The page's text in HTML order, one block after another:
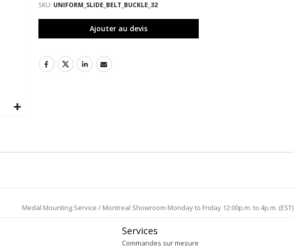
SKU UNIFORM_SLIDE_BELT_BUCKLE_32
Ajouter au devis
Medal Mounting Service / Montreal Showroom Monday to Friday 12:00p.m. to 4p.m. (EST)
Services
Commandes sur mesure